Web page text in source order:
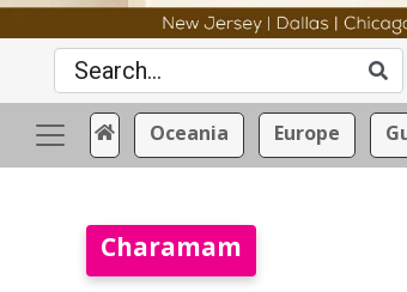
Oceania Europe
Charamam